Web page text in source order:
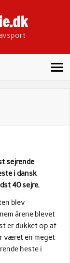
sejrende
i dansk
40 sejre.
blev
årene blevet
er dukket op af
været en meget
heste i